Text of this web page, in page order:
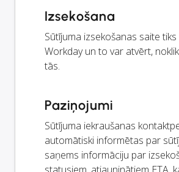
Izsekošana
Sūtījuma izsekošanas saite
Workday un to var atvērt,
tās.
Paziņojumi
Sūtījuma iekraušanas
automātiski informētas par
saņems informāciju par